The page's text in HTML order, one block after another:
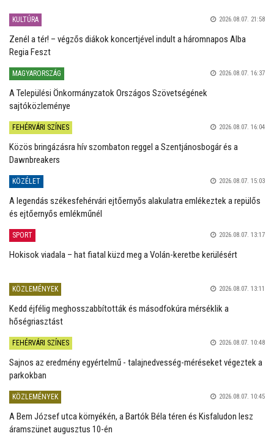
KULTÚRA 2026.08.07. 21:58
Zenél a tér! – végzős diákok koncertjével indult a háromnapos Alba
Regia Feszt
MAGYARORSZÁG 2026.08.07. 16:37
A Települési Önkormányzatok Országos Szövetségének
sajtóközleménye
FEHÉRVÁRI SZÍNES 2026.08.07. 16:04
Közös bringázásra hív szombaton reggel a Szentjánosbogár és a
Dawnbreakers
KÖZÉLET 2026.08.07. 15:03
A legendás székesfehérvári ejtőernyős alakulatra emlékeztek a repülős
és ejtőernyős emlékműnél
SPORT 2026.08.07. 13:17
Hokisok viadala – hat fiatal küzd meg a Volán-keretbe kerülésért
KÖZLEMÉNYEK 2026.08.07. 13:11
Kedd éjfélig meghosszabbították és másodfokúra mérséklik a
hőségriasztást
FEHÉRVÁRI SZÍNES 2026.08.07. 10:48
Sajnos az eredmény egyértelmű - talajnedvesség-méréseket végeztek a
parkokban
KÖZLEMÉNYEK 2026.08.07. 10:45
A Bem József utca környékén, a Bartók Béla téren és Kisfaludon lesz
áramszünet augusztus 10-én